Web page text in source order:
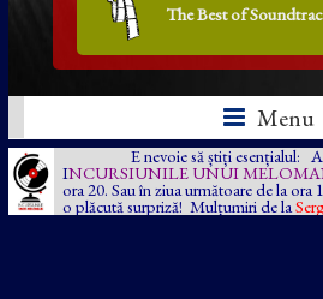
The Best of
Menu
E nevoie să știți esențialul:
INCURSIUNILE UNUI
ora 20. Sau în ziua următoare de la ora
o plăcută surpriză! Mulțumiri de la